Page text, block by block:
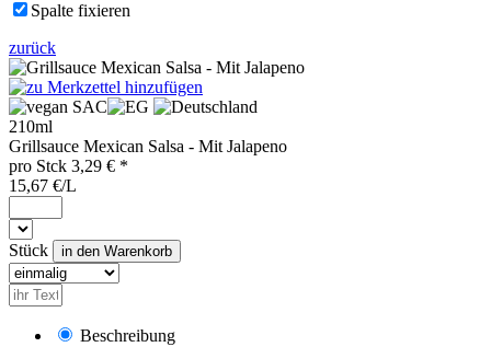
Spalte fixieren
zurück
SAC
210ml
Grillsauce Mexican Salsa - Mit Jalapeno
pro Stck 3,29 € *
15,67 €/L
Stück
Beschreibung